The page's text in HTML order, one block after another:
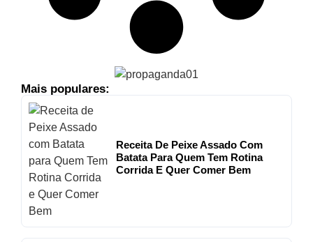
Mais populares:
Receita De Peixe Assado Com
Batata Para Quem Tem Rotina
Corrida E Quer Comer Bem